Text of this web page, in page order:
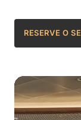
RESERVE O